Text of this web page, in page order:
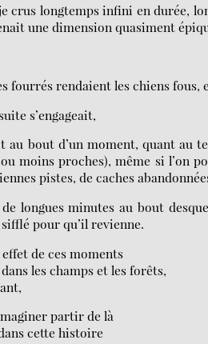
crus longtemps infini en durée,
une dimension quasiment
fourrés rendaient les chiens fous,
s’engageait,
au bout d’un moment, quant au
moins proches), même si l’on
pistes, de caches
longues minutes au bout
pour qu’il revienne.
de ces moments
les champs et les forêts,
partir de là
cette histoire